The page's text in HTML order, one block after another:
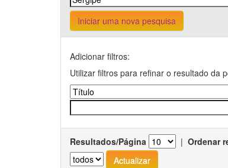
Iniciar uma nova pesquisa
Adicionar filtros:
Utilizar filtros para refinar o resultado da
Resultados/Página | Ordenar